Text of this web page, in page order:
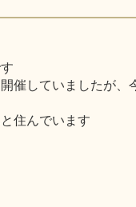
催していましたが、
住んでいます